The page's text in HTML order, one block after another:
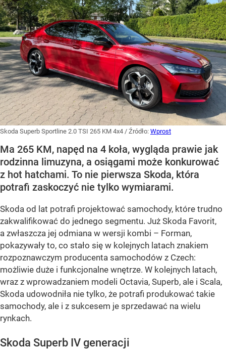
Skoda Superb Sportline 2.0 TSI 265 KM 4x4 / Źródło: Wprost
Ma 265 KM, napęd na 4 koła, wygląda prawie jak
rodzinna limuzyna, a osiągami może konkurować
z hot hatchami. To nie pierwsza Skoda, która
potrafi zaskoczyć nie tylko wymiarami.
Skoda od lat potrafi projektować samochody, które trudno
zakwalifikować do jednego segmentu. Już Skoda Favorit,
a zwłaszcza jej odmiana w wersji kombi – Forman,
pokazywały to, co stało się w kolejnych latach znakiem
rozpoznawczym producenta samochodów z Czech:
możliwie duże i funkcjonalne wnętrze. W kolejnych latach,
wraz z wprowadzaniem modeli Octavia, Superb, ale i Scala,
Skoda udowodniła nie tylko, że potrafi produkować takie
samochody, ale i z sukcesem je sprzedawać na wielu
rynkach.
Skoda Superb IV generacji